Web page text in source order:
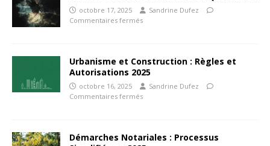
octobre 17, 2025
Sandrine Dufez
Commentaires fermés
Urbanisme et Construction : Règles et
Autorisations 2025
octobre 16, 2025
Sandrine Dufez
Commentaires fermés
Démarches Notariales : Processus